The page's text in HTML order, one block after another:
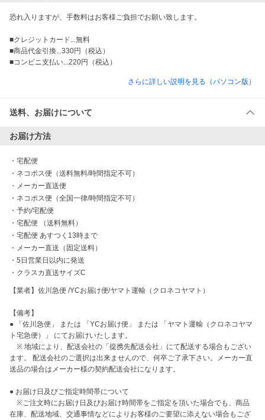
恐れ入りますが、手数料はお客様ご負担でお願い致します。
■クレジットカード...無料
■商品代金引換...330円（税込）
■コンビニ支払い...220円（税込）
さらに詳しい説明を見る（パソコン版）
送料、お届けについて
お届け方法
・ 宅配便
・ ネコポス便（送料無料/時間指定不可）
・ メーカー直送便
・ ネコポス便（全国一律/時間指定不可）
・ 予約/宅配便
・ 宅配便 （送料無料）
・ 宅配便 あすつく13時まで
・ メーカー直送（固定送料）
・ 5日営業日以内に発送
・ クラスカ直送サイズC
【業者】佐川急便 /YCお届け便/ヤマト運輸（クロネコヤマト）
【備考】
● 「佐川急便」 または 「YCお届け便」 または 「ヤマト運輸（クロネコヤマ
ト宅急便）」 にてお届けいたします。
※ 地域により、配送会社の「提携先配送会社」にて配送する場合もござい
ます。 配送会社のご選択は出来ませんので、何卒ご了承下さい。メーカー直
送品の場合はメーカー様の契約配送会社になります。
● お届け日及びご指定時間帯について
※ご注文時にお届け日及びお届け時間帯をご指定を頂いた場合でも、商品
在庫、配送地域、交通事情などによりお客様のご要望に添えない場合もござ